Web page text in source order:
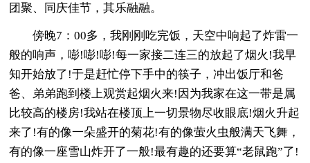
团聚、同庆佳节，其乐融融。
傍晚7：00多，我刚刚吃完饭，天空中响起了炸雷一
般的响声，嘭!嘭!嘭!每一家接二连三的放起了烟火!我早
知开始放了!于是赶忙停下手中的筷子，冲出饭厅和爸
爸、弟弟跑到楼上观赏起烟火来!因为我家在这一带是属
比较高的楼房!我站在楼顶上一切景物尽收眼底!烟火升起
来了!有的像一朵盛开的菊花!有的像萤火虫般满天飞舞，
有的像一座雪山炸开了一般!最有趣的还要算“老鼠跑”了!